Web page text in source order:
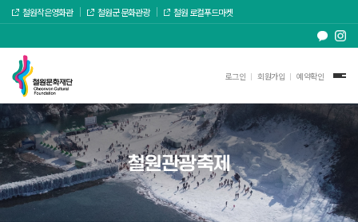
철원작은영화관 철원군 문화관광 철원 로컬푸드마켓
로그인 회원가입 예약확인
철원관광축제